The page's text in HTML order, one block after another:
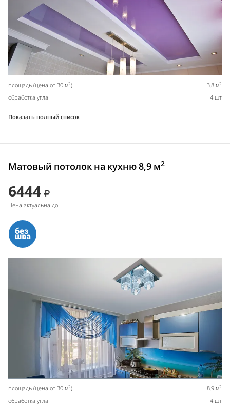
площадь (цена от 30 м2) 3,8 м2
обработка угла 4 шт
Показать полный список
Матовый потолок на кухню 8,9 м2
6444
Цена актуальна до
площадь (цена от 30 м2) 8,9 м2
обработка угла 4 шт